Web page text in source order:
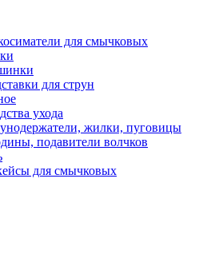
для смычковых
для струн
ухода
жилки, пуговицы
подавители волчков
для смычковых